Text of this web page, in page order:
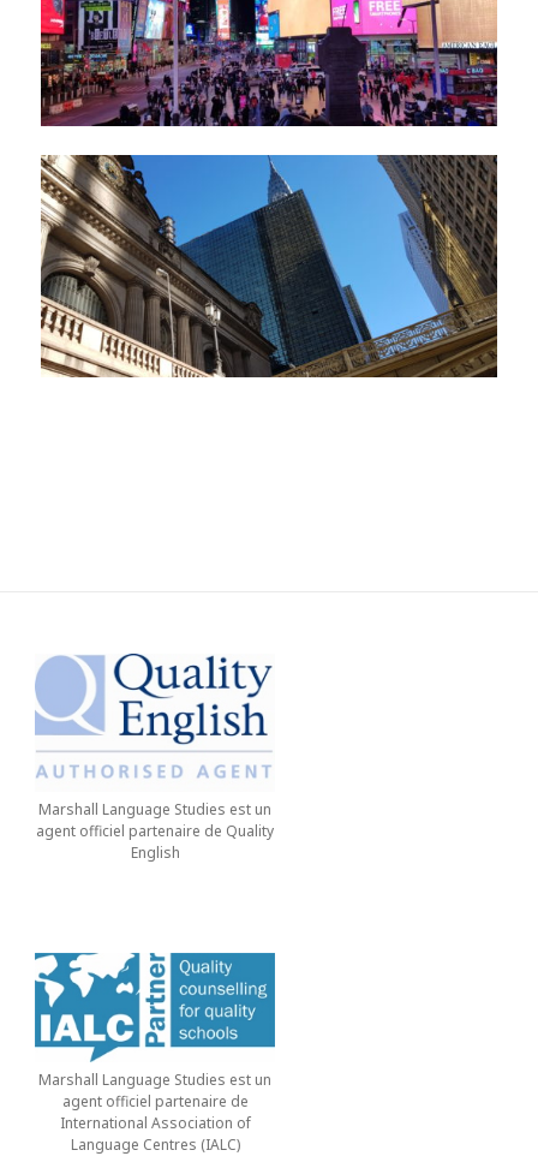
Marshall Language Studies est un
agent officiel partenaire de Quality
English
Marshall Language Studies est un
agent officiel partenaire de
International Association of
Language Centres (IALC)